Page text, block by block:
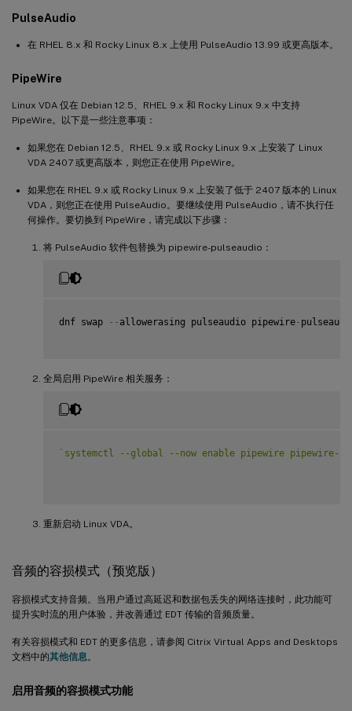
PulseAudio
在 RHEL 8.x 和 Rocky Linux 8.x 上使用 PulseAudio 13.99 或更高版本。
PipeWire
Linux VDA 仅在 Debian 12.5、RHEL 9.x 和 Rocky Linux 9.x 中支持
PipeWire。以下是一些注意事项：
如果您在 Debian 12.5、RHEL 9.x 或 Rocky Linux 9.x 上安装了 Linux
VDA 2407 或更高版本，则您正在使用 PipeWire。
如果您在 RHEL 9.x 或 Rocky Linux 9.x 上安装了低于 2407 版本的 Linux
VDA，则您正在使用 PulseAudio。要继续使用 PulseAudio，请不执行任
何操作。要切换到 PipeWire，请完成以下步骤：
将 PulseAudio 软件包替换为 pipewire-pulseaudio：
dnf swap -- allowerasing pulseaudio pipewire-
全局启用 PipeWire 相关服务：
` systemctl --global --now enable pipewire pipewire-
重新启动 Linux VDA。
音频的容损模式（预览版）
容损模式支持音频。当用户通过高延迟和数据包丢失的网络连接时，此功能可
提升实时流的用户体验，并改善通过 EDT 传输的音频质量。
有关容损模式和 EDT 的更多信息，请参阅 Citrix Virtual Apps and Desktops
文档中的其他信息 。
启用音频的容损模式功能